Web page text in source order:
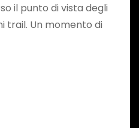
il punto di vista degli
trail. Un momento di